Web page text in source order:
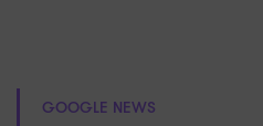
GOOGLE NEWS